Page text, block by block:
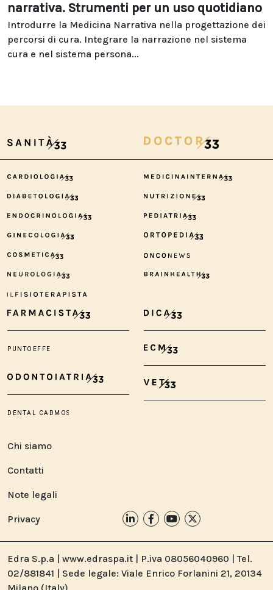
narrativa. Strumenti per un uso quotidiano
Introdurre la Medicina Narrativa nella progettazione dei
percorsi di cura. Integrare la narrazione nel sistema
cura e nel sistema persona...
Chi siamo
Contatti
Note legali
Privacy
Edra S.p.a | www.edraspa.it | P.iva 08056040960 | Tel.
02/881841 | Sede legale: Viale Enrico Forlanini 21, 20134